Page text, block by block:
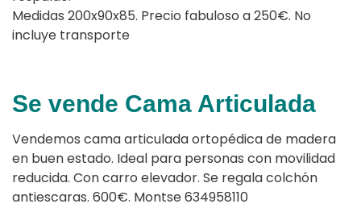
Medidas 200x90x85. Precio fabuloso a 250€. No
incluye transporte
Se vende Cama Articulada
Vendemos cama articulada ortopédica de madera
en buen estado. Ideal para personas con movilidad
reducida. Con carro elevador. Se regala colchón
antiescaras. 600€. Montse 634958110